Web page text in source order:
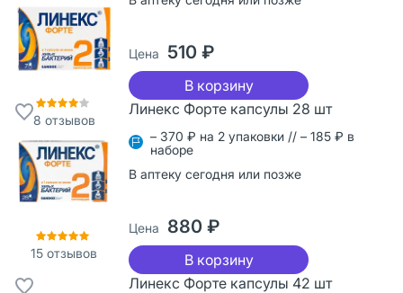
8 отзывов
Цена 510 ₽
В корзину
15 отзывов
Линекс Форте капсулы 28 шт
– 370 ₽ на 2 упаковки // – 185 ₽ в
наборе
В аптеку сегодня или позже
Цена 880 ₽
В корзину
Линекс Форте капсулы 42 шт